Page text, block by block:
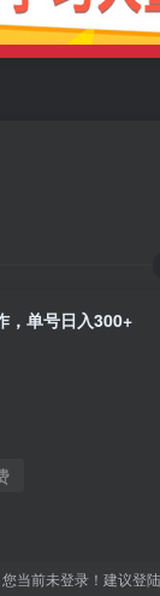
，单号日入300+
您当前未登录！建议登